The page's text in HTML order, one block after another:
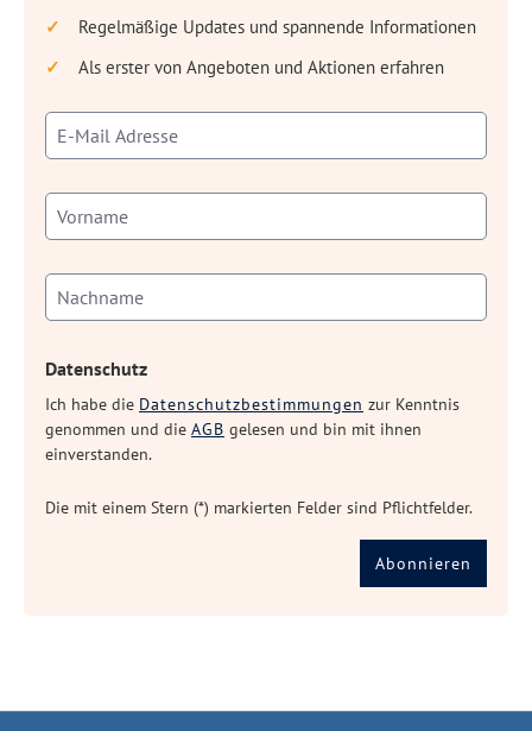
Regelmäßige Updates und spannende Informationen
Als erster von Angeboten und Aktionen erfahren
Datenschutz
Ich habe die Datenschutzbestimmungen zur Kenntnis
genommen und die AGB gelesen und bin mit ihnen
einverstanden.
Die mit einem Stern (*) markierten Felder sind Pflichtfelder.
Abonnieren